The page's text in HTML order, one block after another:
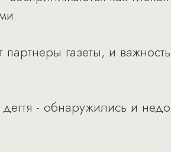
газеты, и
- обнаружились и